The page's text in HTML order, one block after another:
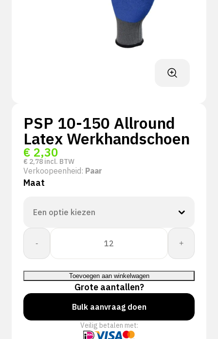
PSP 10-150 Allround
Latex Werkhandschoen
€ 2,30
€ 2,78 incl. BTW
Verkoopeenheid: Paar
Maat
-
PSP
150
Latex
Werkhandschoen
aantal
+
Toevoegen aan winkelwagen
Grote aantallen?
Bulk aanvraag doen
Veilig betalen met: